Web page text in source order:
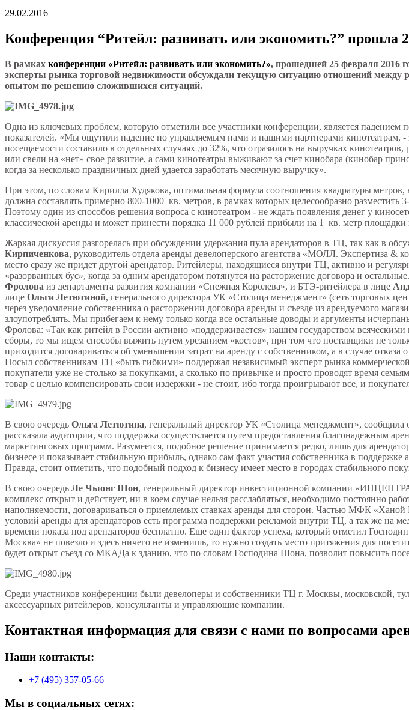
29.02.2016
Конференция “Ритейл: развивать или экономить?”
В рамках конференции «Ритейл: развивать или экономить?», прошедшей 25 февраля 2016
эксперты рынка торговой недвижимости обсуждали текущую ситуацию отношений
опытом по решению сложившихся ситуаций.
Одна из ключевых проблем, которую отметили все участники конференции, является падением
показателей. «Мы ощутили падение по управляемым нами и нашими партнерами кинотеатрам, -
посещаемости составило в отдельных случаях до 32%, что отразилось на выручках
или свели на «нет» свое развитие, а сами кинотеатры выживают за счет кинобара (кинобар
когда за несколько праздничных дней удается заработать месячную выручку».
При этом, по словам Кирилла Худякова, оптимальная формула соотношения квадратуры
должна составлять примерно 800-1000 кв. метров, в рамках которых целесообразно
Поэтому один из способов решения вопроса с кинотеатром - не ждать появления денег у
классической аренды и может принести порядка 11 000 рублей прибыли на 1 кв. метр
Жаркая дискуссия разгорелась при обсуждении удержания пула арендаторов в ТЦ, так как в
Кирпиченкова, руководитель отдела аренды девелоперского агентства «МОЛЛ. Экспертиза &
место сразу же придет другой арендатор. Ритейлеры, находящиеся внутри ТЦ, активно и
«разорванных бус», когда за одним арендатором потянутся на расторжение договора и
Фролова из департамента развития компании «Снежная Королева», и БТЭ-ритейлера в лице
лице Ольги Летютиной, генерального директора УК «Столица менеджмент» (сеть торговых
через уведомление собственника о расторжении договора аренды и съезде из арендуемого
злоупотреблять. Мы прибегаем к нему только когда все остальные доводы и аргументы
Фролова: «Так как ритейл в России активно «поддерживается» нашим государством
сборы, то мы ищем способы выжить путем урезанием «костов», при том что поставщики не
приходится договариваться об уменьшении затрат на аренду с собственником, а в случае
Посыл собственникам ТЦ «быть гибкими» поддержал независимый эксперт рынка
покупатели уже не столько за покупками, а сколько по привычке и просто проводят время
товар с целью компенсировать свои издержки - не стоит, ибо тогда проигрывают все, и
В свою очередь Ольга Летютина, генеральный директор УК «Столица менеджмент», сообщила
рассказала аудитории, что поддержка осуществляется путем предоставления благонадежным
маркетинговых программ. Разумеется, подобное решение принимается редко, лишь для
бизнесе и показывает стабильную прибыль, однако сам факт участия собственника в
Правда, стоит отметить, что подобный подход к бизнесу имеет место в городах стабильного
В свою очередь Ле Чыонг Шон, генеральный директор инвестиционной компании
комплекс открыт и действует, ни в коем случае нельзя расслабляться, необходимо постоянно
наполняемости, договариваться о приемлемых ставках аренды для сторон. Частью МФК
условий аренды для арендаторов есть программа поддержки рекламой внутри ТЦ, а так же
времени показа под арендаторов бесплатно. Еще один фактор успеха, который отметил
Москва» не повезло и здесь ничего не изменишь, то нужно создать место притяжения для
будет открыт съезд со МКАДа к зданию, что по словам Господина Шона, позволит повысить
Среди участников конференции были девелоперы и собственники ТЦ г. Москвы, московской,
аксессуарных ритейлеров, консультанты и управляющие компании.
Контактная информация для связи с нами по вопросами
Наши контакты:
+7 (495) 357-05-66
Мы в социальных сетях: